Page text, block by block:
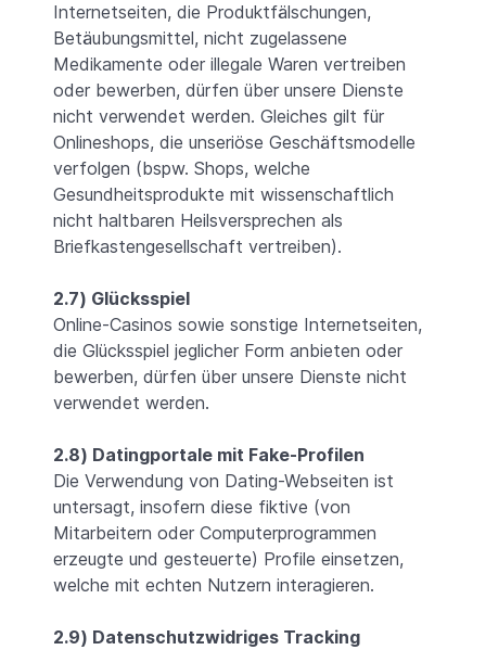
Internetseiten, die Produktfälschungen,
Betäubungsmittel, nicht zugelassene
Medikamente oder illegale Waren vertreiben
oder bewerben, dürfen über unsere Dienste
nicht verwendet werden. Gleiches gilt für
Onlineshops, die unseriöse Geschäftsmodelle
verfolgen (bspw. Shops, welche
Gesundheitsprodukte mit wissenschaftlich
nicht haltbaren Heilsversprechen als
Briefkastengesellschaft vertreiben).
2.7) Glücksspiel
Online-Casinos sowie sonstige Internetseiten,
die Glücksspiel jeglicher Form anbieten oder
bewerben, dürfen über unsere Dienste nicht
verwendet werden.
2.8) Datingportale mit Fake-Profilen
Die Verwendung von Dating-Webseiten ist
untersagt, insofern diese fiktive (von
Mitarbeitern oder Computerprogrammen
erzeugte und gesteuerte) Profile einsetzen,
welche mit echten Nutzern interagieren.
2.9) Datenschutzwidriges Tracking